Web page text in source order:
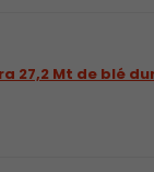
27,2 Mt de blé